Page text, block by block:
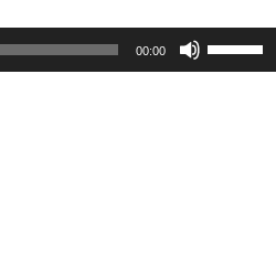
00:00